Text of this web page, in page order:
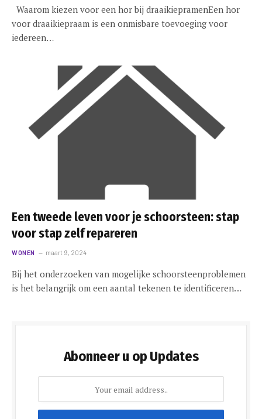
Waarom kiezen voor een hor bij draaikiepramenEen hor
voor draaikiepraam is een onmisbare toevoeging voor
iedereen…
Een tweede leven voor je schoorsteen: stap
voor stap zelf repareren
WONEN maart 9, 2024
Bij het onderzoeken van mogelijke schoorsteenproblemen
is het belangrijk om een aantal tekenen te identificeren…
Abonneer u op Updates